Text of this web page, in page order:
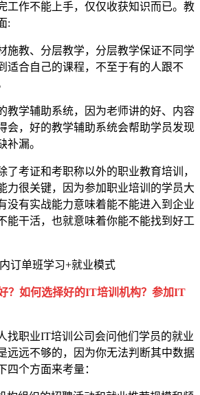
工作不能上手，仅仅收获知识而已。教
:
施教、分层教学，分层教学保证不同学
适合自己的课程，不至于有的人跟不
教学辅助系统，因为老师讲的好、内容
会，好的教学辅助系统会帮助学员发现
补漏。
了考证和考职称以外的职业教育培训，
力很关键，因为参加职业培训的学员大
没有实战能力意味着能不能进入到企业
能干活，也就意味着你能不能找到好工
？如何选择好的IT培训机构？参加IT
找职业IT培训公司会问他们学员的就业
远远不够的，因为你无法判断其中数据
四个方面来考量：